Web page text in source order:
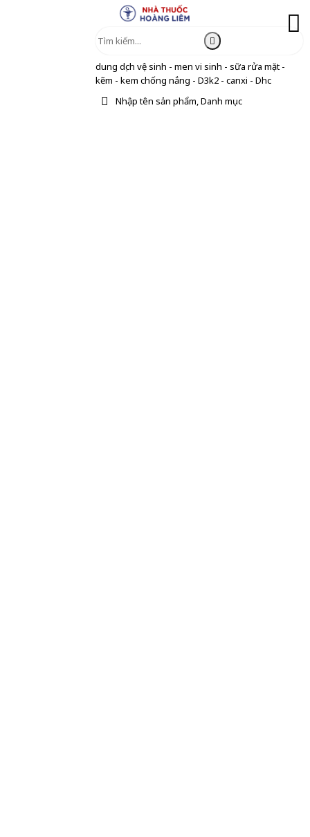
dung dịch vệ sinh - men vi sinh - sữa rửa mặt -
kẽm - kem chống nắng - D3k2 - canxi - Dhc
Nhập tên sản phẩm, Danh mục